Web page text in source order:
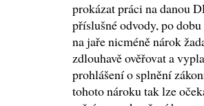
prokázat práci na danou
příslušné odvody, po
na jaře nicméně nárok
zdlouhavě ověřovat a
prohlášení o splnění
tohoto nároku tak lze